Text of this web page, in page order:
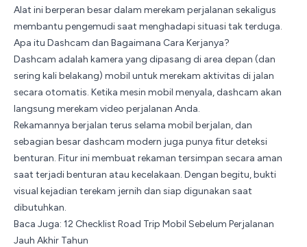
Alat ini berperan besar dalam merekam perjalanan sekaligus
membantu pengemudi saat menghadapi situasi tak terduga.
Apa itu Dashcam dan Bagaimana Cara Kerjanya?
Dashcam adalah kamera yang dipasang di area depan (dan
sering kali belakang) mobil untuk merekam aktivitas di jalan
secara otomatis. Ketika mesin mobil menyala, dashcam akan
langsung merekam video perjalanan Anda.
Rekamannya berjalan terus selama mobil berjalan, dan
sebagian besar dashcam modern juga punya fitur deteksi
benturan. Fitur ini membuat rekaman tersimpan secara aman
saat terjadi benturan atau kecelakaan. Dengan begitu, bukti
visual kejadian terekam jernih dan siap digunakan saat
dibutuhkan.
Baca Juga: 12 Checklist Road Trip Mobil Sebelum Perjalanan
Jauh Akhir Tahun